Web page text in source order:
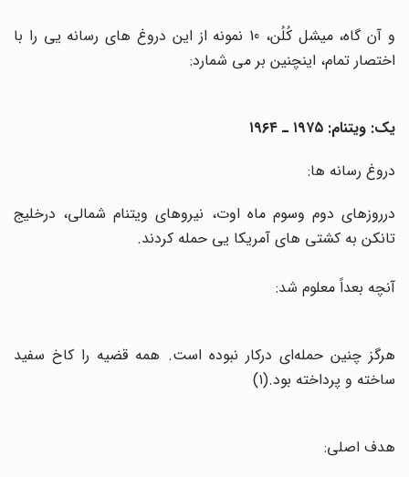
و آن گاه، میشل کُلُن، 10 نمونه از این دروغ های رسانه یی را با
اختصار تمام، اینچنین بر می شمارد:
یک: ویتنام: ۱۹۷۵ ـ ۱۹۶۴
دروغ رسانه ها :
درروزهای دوم وسوم ماه اوت، نیروهای ویتنام شمالی، درخلیج
تانکن به کشتی های آمریکا یی حمله کردند.
آنچه بعداً معلوم شد:
هرگز چنین حمله‌ای درکار نبوده است. همه قضیه را کاخ سفید
ساخته و پرداخته بود.(۱ (
هدف اصلی: